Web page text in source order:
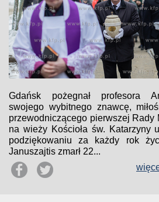
Gdańsk pożegnał profesora
swojego wybitnego znawcę,
przewodniczącego pierwszej Rady
na wieży Kościoła św. Katarzyny
podziękowaniu za każdy rok
Januszajtis zmarł 22...